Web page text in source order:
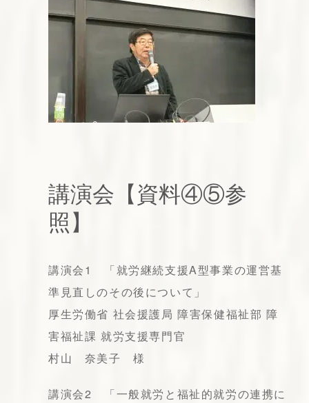
講演会【資料④⑤参
照】
講演会1 「就労継続支援A型事業の運営基
準見直しのその後について」
厚生労働省 社会援護局 障害保健福祉部 障
害福祉課 就労支援専門官
村山 奈美子 様
講演会2 「一般就労と福祉的就労の連携に